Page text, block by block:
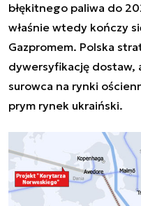
błękitnego paliwa do
właśnie wtedy kończy
Gazpromem. Polska
dywersyfikację dostaw,
surowca na rynki
prym rynek ukraiński.